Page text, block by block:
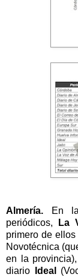
Almería. En la
periódicos,
La
primero de
Novotécnica
en la
diario
Ideal